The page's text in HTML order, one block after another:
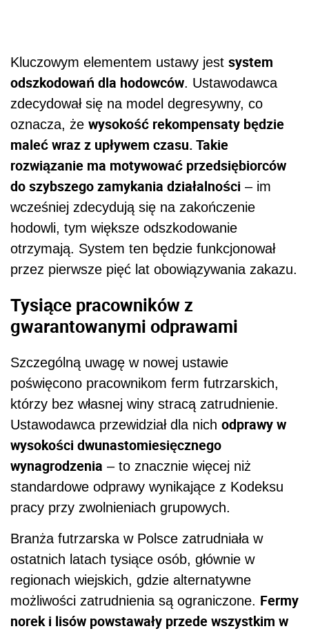
Kluczowym elementem ustawy jest system
odszkodowań dla hodowców. Ustawodawca
zdecydował się na model degresywny, co
oznacza, że wysokość rekompensaty będzie
maleć wraz z upływem czasu. Takie
rozwiązanie ma motywować przedsiębiorców
do szybszego zamykania działalności – im
wcześniej zdecydują się na zakończenie
hodowli, tym większe odszkodowanie
otrzymają. System ten będzie funkcjonował
przez pierwsze pięć lat obowiązywania zakazu.
Tysiące pracowników z
gwarantowanymi odprawami
Szczególną uwagę w nowej ustawie
poświęcono pracownikom ferm futrzarskich,
którzy bez własnej winy stracą zatrudnienie.
Ustawodawca przewidział dla nich odprawy w
wysokości dwunastomiesięcznego
wynagrodzenia – to znacznie więcej niż
standardowe odprawy wynikające z Kodeksu
pracy przy zwolnieniach grupowych.
Branża futrzarska w Polsce zatrudniała w
ostatnich latach tysiące osób, głównie w
regionach wiejskich, gdzie alternatywne
możliwości zatrudnienia są ograniczone. Fermy
norek i lisów powstawały przede wszystkim w